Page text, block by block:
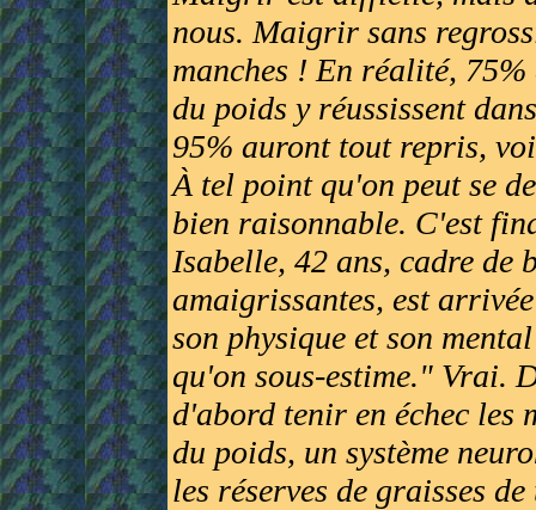
nous. Maigrir sans
manches ! En réalité,
du poids y réussissent
95% auront tout repris,
À tel point qu'on peut se
bien raisonnable. C'est
Isabelle, 42 ans, cadre de
amaigrissantes, est
son physique et son
qu'on sous-estime." Vrai.
d'abord tenir en échec les
du poids, un système
les réserves de graisses